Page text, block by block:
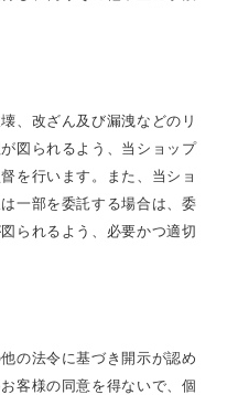
、改ざん及び漏洩などのリ
図られるよう、当ショップ
を行います。また、当ショ
一部を委託する場合は、委
られるよう、必要かつ適切
の法令に基づき開示が認め
客様の同意を得ないで、個